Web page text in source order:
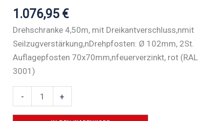
1.076,95 €
Drehschranke 4,50m, mit Dreikantverschluss,nmit
Seilzugverstärkung,nDrehpfosten: Ø 102mm, 2St.
Auflagepfosten 70x70mm,nfeuerverzinkt, rot (RAL
3001)
-
Drehschranke
mit
+